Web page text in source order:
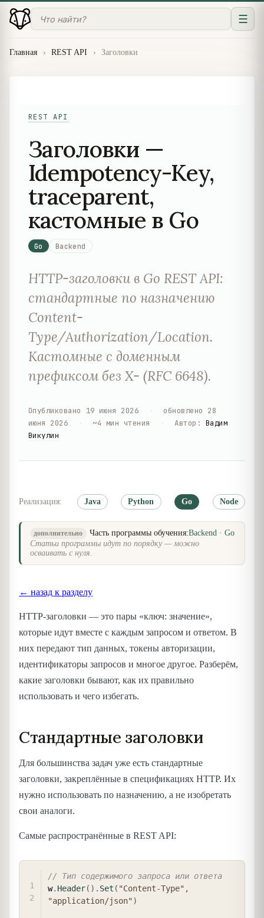
☰
Главная › REST API › Заголовки
REST API
Заголовки —
Idempotency-Key,
traceparent,
кастомные в Go
Go Backend
HTTP-заголовки в Go REST API:
стандартные по назначению
Content-
Type/Authorization/Location.
Кастомные с доменным
префиксом без X- (RFC 6648).
Опубликовано 19 июня 2026 обновлено 28
июня 2026
~4 мин чтения Автор : Вадим
Викулин
Реализация: Java Python Go Node
дополнительно Часть программы обучения:Backend · Go
Статьи программы идут по порядку — можно
осваивать с нуля.
← назад к разделу
HTTP-заголовки — это пары «ключ: значение»,
которые идут вместе с каждым запросом и ответом. В
них передают тип данных, токены авторизации,
идентификаторы запросов и многое другое. Разберём,
какие заголовки бывают, как их правильно
использовать и чего избегать.
Стандартные заголовки
Для большинства задач уже есть стандартные
заголовки, закреплённые в спецификациях HTTP. Их
нужно использовать по назначению, а не изобретать
свои аналоги.
Самые распространённые в REST API:
// Тип содержимого запроса или ответа
w. Header( ) . Set ( "Content-Type" ,
"application/json")